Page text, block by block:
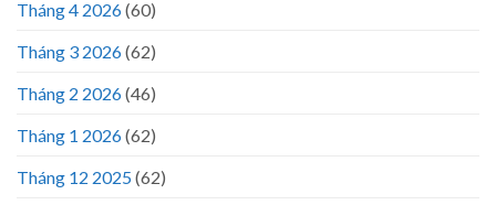
Tháng 4 2026(60)
Tháng 3 2026(62)
Tháng 2 2026(46)
Tháng 1 2026(62)
Tháng 12 2025(62)